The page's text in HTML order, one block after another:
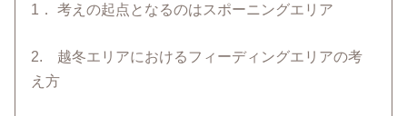
1． 考えの起点となるのはスポーニングエリア
2. 越冬エリアにおけるフィーディングエリアの考
え方